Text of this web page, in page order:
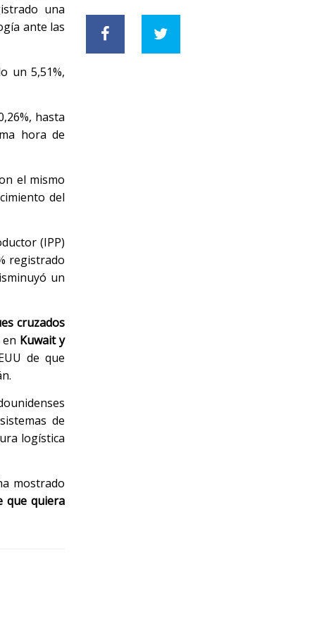
una
ante las
un 5,51%,
hasta
hora de
el mismo
del
(IPP)
registrado
un
cruzados
Kuwait y
de que
de
logística
mostrado
que quiera